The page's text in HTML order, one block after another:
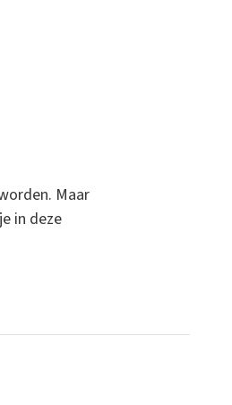
Maar
in deze